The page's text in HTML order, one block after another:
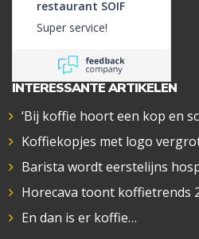
restaurant SOIF
Super service!
INTERESSANTE ARTIKELEN
‘Bij koffie hoort een kop en
Koffiekopjes met logo
Barista wordt eerstelijns
Horecava toont koffietrends
En dan is er koffie…